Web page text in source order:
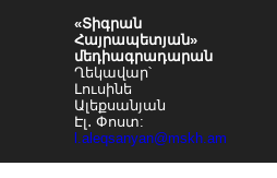
«Տիգրան
Հայրապետյան»
մեդիագրադարան
Ղեկավար՝
Լուսինե
Ալեքսանյան
Էլ․ Փոստ:
l.aleqsanyan@mskh.am